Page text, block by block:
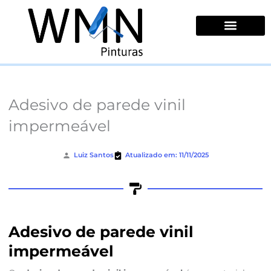
conteúdo
Adesivo de parede vinil
impermeável
Luiz Santos Atualizado em: 11/11/2025
Adesivo de parede vinil
impermeável